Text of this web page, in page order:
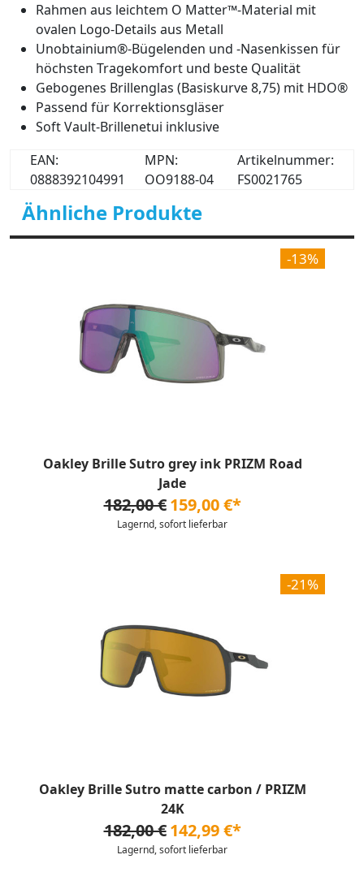
Rahmen aus leichtem O Matter™-Material mit
ovalen Logo-Details aus Metall
Unobtainium®-Bügelenden und -Nasenkissen für
höchsten Tragekomfort und beste Qualität
Gebogenes Brillenglas (Basiskurve 8,75) mit HDO®
Passend für Korrektionsgläser
Soft Vault-Brillenetui inklusive
EAN:
0888392104991
MPN:
OO9188-04
Artikelnummer:
FS0021765
Ähnliche Produkte
-13%
Oakley Brille Sutro grey ink PRIZM Road
Jade
182,00 € 159,00 €*
Lagernd, sofort lieferbar
-21%
Oakley Brille Sutro matte carbon / PRIZM
24K
182,00 € 142,99 €*
Lagernd, sofort lieferbar